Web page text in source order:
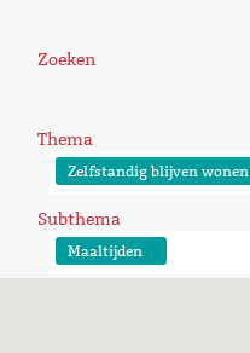
Zoeken
Thema
Zelfstandig blijven wonen
Subthema
Maaltijden